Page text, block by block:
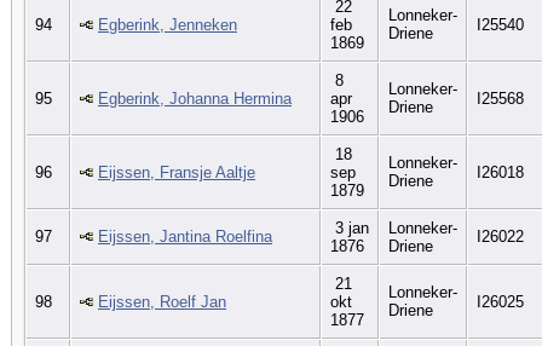
94 Egberink, Jenneken
22
feb
1869
Lonneker-
Driene
I25540
95 Egberink, Johanna Hermina
8
apr
1906
Lonneker-
Driene
I25568
96 Eijssen, Fransje Aaltje
18
sep
1879
Lonneker-
Driene
I26018
97 Eijssen, Jantina Roelfina
3 jan
1876
Lonneker-
Driene
I26022
98 Eijssen, Roelf Jan
21
okt
1877
Lonneker-
Driene
I26025